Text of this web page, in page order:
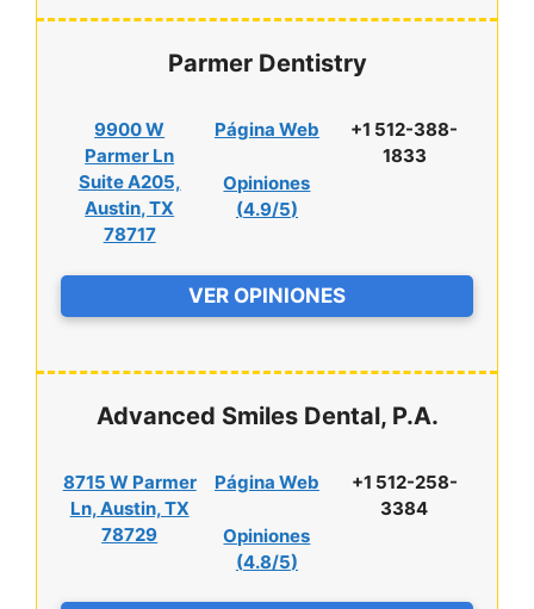
Parmer Dentistry
9900 W
Parmer Ln
Suite A205,
Austin, TX
78717
Página Web
Opiniones
(4.9/5)
+1 512-388-
1833
VER OPINIONES
Advanced Smiles Dental, P.A.
8715 W Parmer
Ln, Austin, TX
78729
Página Web
Opiniones
(4.8/5)
+1 512-258-
3384